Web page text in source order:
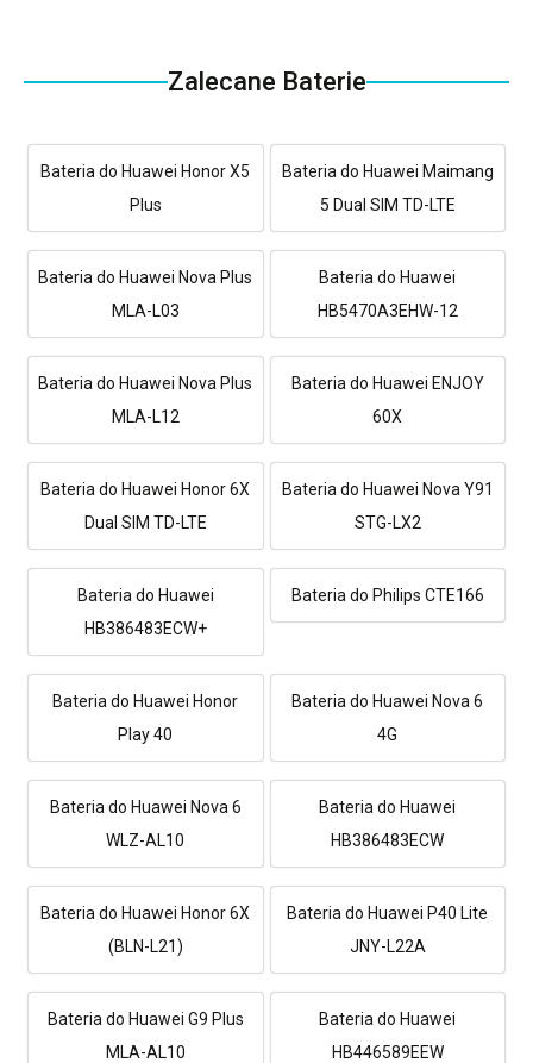
Zalecane Baterie
Bateria do Huawei Honor X5
Plus
Bateria do Huawei Maimang
5 Dual SIM TD-LTE
Bateria do Huawei Nova Plus
MLA-L03
Bateria do Huawei
HB5470A3EHW-12
Bateria do Huawei Nova Plus
MLA-L12
Bateria do Huawei ENJOY
60X
Bateria do Huawei Honor 6X
Dual SIM TD-LTE
Bateria do Huawei Nova Y91
STG-LX2
Bateria do Huawei
HB386483ECW+
Bateria do Philips CTE166
Bateria do Huawei Honor
Play 40
Bateria do Huawei Nova 6
4G
Bateria do Huawei Nova 6
WLZ-AL10
Bateria do Huawei
HB386483ECW
Bateria do Huawei Honor 6X
(BLN-L21)
Bateria do Huawei P40 Lite
JNY-L22A
Bateria do Huawei G9 Plus
MLA-AL10
Bateria do Huawei
HB446589EEW